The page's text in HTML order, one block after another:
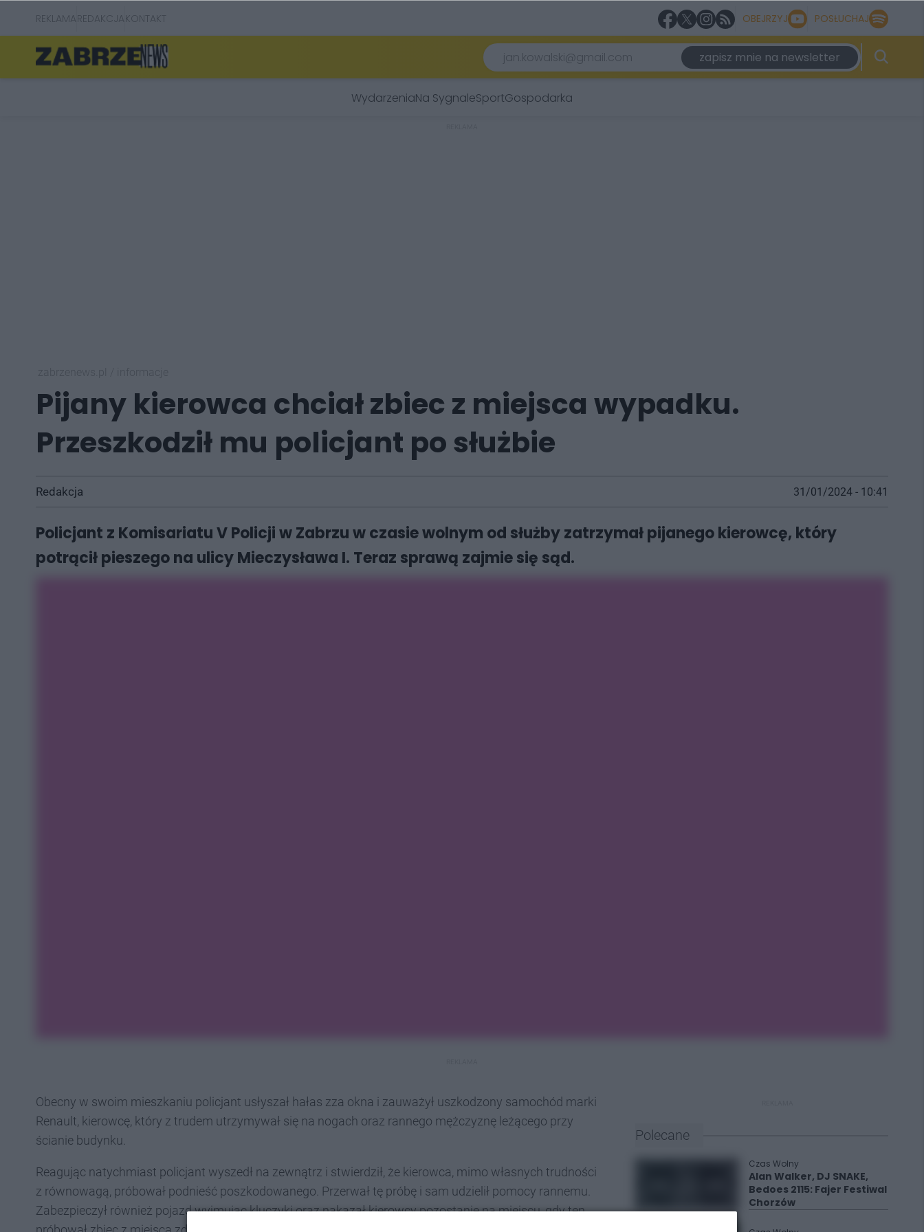
REKLAMAREDAKCJAKONTAKT OBEJRZYJ POSŁUCHAJ
zapisz mnie na newsletter
WydarzeniaNa SygnaleSportGospodarka
Pijany kierowca chciał zbiec z miejsca wypadku.
Przeszkodził mu policjant po służbie
Redakcja 31/01/2024 - 10:41
Policjant z Komisariatu V Policji w Zabrzu w czasie wolnym od służby zatrzymał pijanego kierowcę, który
potrącił pieszego na ulicy Mieczysława I. Teraz sprawą zajmie się sąd.
Obecny w swoim mieszkaniu policjant usłyszał hałas zza okna i zauważył uszkodzony samochód marki
Renault, kierowcę, który z trudem utrzymywał się na nogach oraz rannego mężczyznę leżącego przy
ścianie budynku.
Reagując natychmiast policjant wyszedł na zewnątrz i stwierdził, że kierowca, mimo własnych trudności
z równowagą, próbował podnieść poszkodowanego. Przerwał tę próbę i sam udzielił pomocy rannemu.
Zabezpieczył również pojazd wyjmując kluczyki oraz nakazał kierowcy pozostanie na miejscu, gdy ten
Polecane
Czas Wolny
Alan Walker, DJ SNAKE,
Bedoes 2115: Fajer Festiwal
Chorzów